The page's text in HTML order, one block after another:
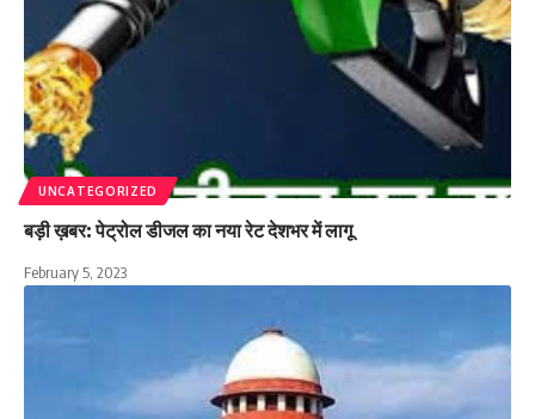
UNCATEGORIZED
बड़ी ख़बर: पेट्रोल डीजल का नया रेट देशभर में लागू
February 5, 2023